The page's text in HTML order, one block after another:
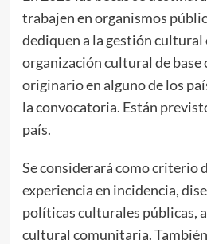
trabajen en organismos
dediquen a la gestión cultural
organización cultural de
originario en alguno de los
la convocatoria. Están
país.
Se considerará como criterio
experiencia en incidencia,
políticas culturales públicas,
cultural comunitaria.